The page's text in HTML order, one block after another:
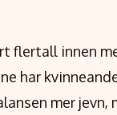
flertall innen
har
mer